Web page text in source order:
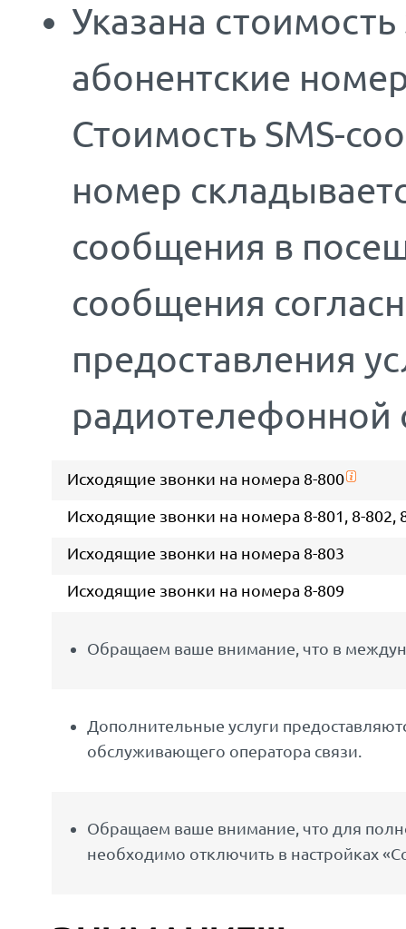
Указана
абонентские
Стоимость SMS-
номер
сообщения в
сообщения
предоставления
радиотелефонной
Исходящие звонки на номера 8-800
Исходящие звонки на номера 8-801, 8-802,
Исходящие звонки на номера 8-803
Исходящие звонки на номера 8-809
Обращаем ваше внимание, что в
Дополнительные услуги
обслуживающего оператора связи.
Обращаем ваше внимание, что для
необходимо отключить в настройках